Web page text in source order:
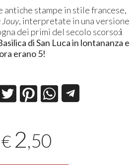
stampe in stile francese,
Jouy, interpretate in una versione
dei primi del secolo scorso:i
di San Luca in lontananza e
erano 5!
€ 2,50